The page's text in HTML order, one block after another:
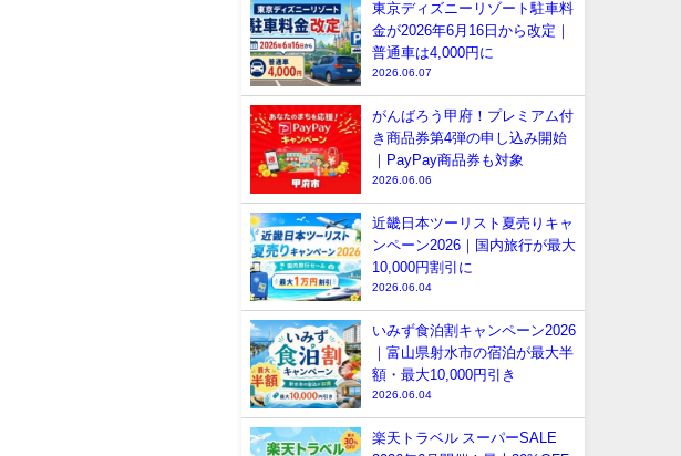
東京ディズニーリゾート駐車料
金が2026年6月16日から改定｜
普通車は4,000円に
2026.06.07
がんばろう甲府！プレミアム付
き商品券第4弾の申し込み開始
｜PayPay商品券も対象
2026.06.06
近畿日本ツーリスト夏売りキャ
ンペーン2026｜国内旅行が最大
10,000円割引に
2026.06.04
いみず食泊割キャンペーン2026
｜富山県射水市の宿泊が最大半
額・最大10,000円引き
2026.06.04
楽天トラベル スーパーSALE